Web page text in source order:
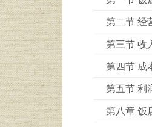
第二节 经
第三节 收
第四节 成
第五节 利
第八章 饭